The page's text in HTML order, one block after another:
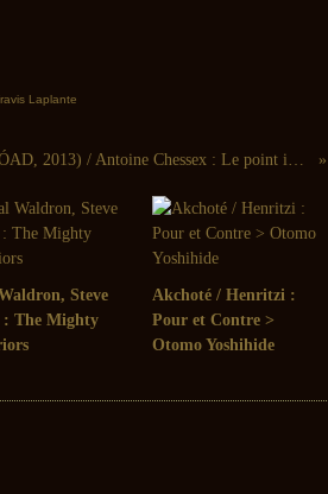
Laplante
Nate Wooley : [9] Syllabes (MNÓAD, 2013) / Antoine Chessex : Le point immobile (MNÓAD, 2010)
Steve
: The Mighty
Akchoté / Henritzi :
Pour et Contre >
Otomo Yoshihide